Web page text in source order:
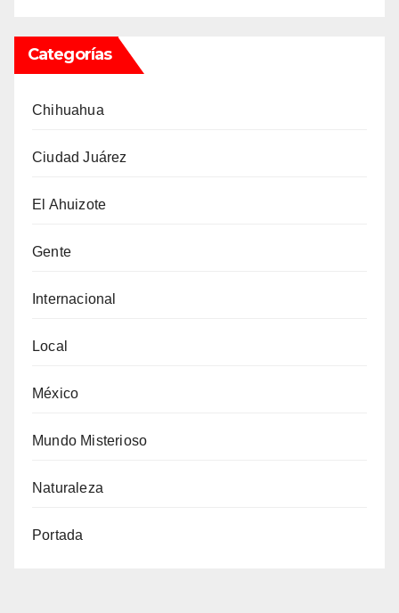
Categorías
Chihuahua
Ciudad Juárez
El Ahuizote
Gente
Internacional
Local
México
Mundo Misterioso
Naturaleza
Portada